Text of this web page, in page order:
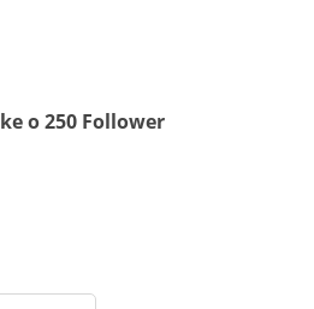
o 250 Follower